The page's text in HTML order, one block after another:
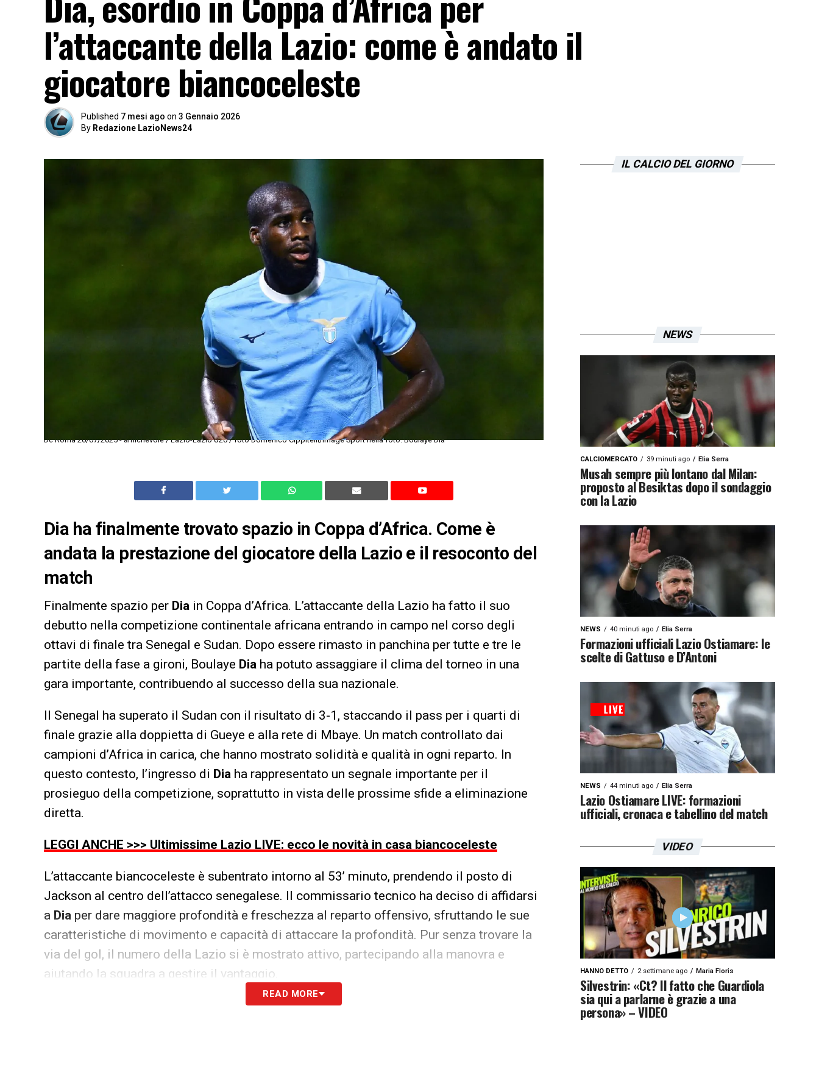
l’attaccante della Lazio: come è andato il
giocatore biancoceleste
Published 7 mesi ago on 3 Gennaio 2026
By Redazione LazioNews24
Dc Roma 20/07/2025 - amichevole / Lazio-Lazio U20 / foto Domenico Cippitelli/Image Sport nella foto: Boulaye Dia
Dia ha finalmente trovato spazio in Coppa d’Africa. Come è
andata la prestazione del giocatore della Lazio e il resoconto del
match
Finalmente spazio per Dia in Coppa d’Africa. L’attaccante della Lazio ha fatto il suo
debutto nella competizione continentale africana entrando in campo nel corso degli
ottavi di finale tra Senegal e Sudan. Dopo essere rimasto in panchina per tutte e tre le
partite della fase a gironi, Boulaye Dia ha potuto assaggiare il clima del torneo in una
gara importante, contribuendo al successo della sua nazionale.
Il Senegal ha superato il Sudan con il risultato di 3-1, staccando il pass per i quarti di
finale grazie alla doppietta di Gueye e alla rete di Mbaye. Un match controllato dai
campioni d’Africa in carica, che hanno mostrato solidità e qualità in ogni reparto. In
questo contesto, l’ingresso di Dia ha rappresentato un segnale importante per il
prosieguo della competizione, soprattutto in vista delle prossime sfide a eliminazione
diretta.
LEGGI ANCHE >>> Ultimissime Lazio LIVE: ecco le novità in casa biancoceleste
L’attaccante biancoceleste è subentrato intorno al 53’ minuto, prendendo il posto di
Jackson al centro dell’attacco senegalese. Il commissario tecnico ha deciso di affidarsi
a Dia per dare maggiore profondità e freschezza al reparto offensivo, sfruttando le sue
caratteristiche di movimento e capacità di attaccare la profondità. Pur senza trovare la
via del gol, il numero della Lazio si è mostrato attivo, partecipando alla manovra e
aiutando la squadra a gestire il vantaggio.
si è trattato della prima presenza in questa edizione della Coppa d’Africa. Nelle
READ MORE
IL CALCIO DEL GIORNO
NEWS
CALCIOMERCATO 39 minuti ago Elia Serra
Musah sempre più lontano dal Milan:
proposto al Besiktas dopo il sondaggio
con la Lazio
NEWS 40 minuti ago Elia Serra
Formazioni ufficiali Lazio Ostiamare: le
scelte di Gattuso e D’Antoni
NEWS 44 minuti ago Elia Serra
Lazio Ostiamare LIVE: formazioni
ufficiali, cronaca e tabellino del match
VIDEO
HANNO DETTO 2 settimane ago Maria Floris
Silvestrin: «Ct? Il fatto che Guardiola
sia qui a parlarne è grazie a una
persona» – VIDEO